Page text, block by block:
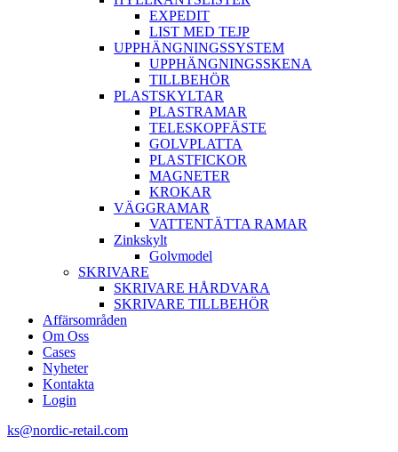
EXPEDIT
LIST MED TEJP
UPPHÄNGNINGSSYSTEM
UPPHÄNGNINGSSKENA
TILLBEHÖR
PLASTSKYLTAR
PLASTRAMAR
TELESKOPFÄSTE
GOLVPLATTA
PLASTFICKOR
MAGNETER
KROKAR
VÄGGRAMAR
VATTENTÄTTA RAMAR
Zinkskylt
Golvmodel
SKRIVARE
SKRIVARE HÅRDVARA
SKRIVARE TILLBEHÖR
Affärsområden
Om Oss
Cases
Nyheter
Kontakta
Login
ks@nordic-retail.com